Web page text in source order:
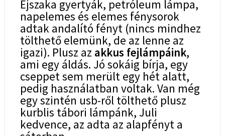
Éjszaka gyertyák, petróleum lámpa,
napelemes és elemes fénysorok
adtak andalító fényt (nincs mindhez
tölthető elemünk, de az lenne az
igazi). Plusz az akkus fejlámpáink,
ami egy áldás. Jó sokáig bírja, egy
cseppet sem merült egy hét alatt,
pedig használatban voltak. Van még
egy szintén usb-ről tölthető plusz
kurblis tábori lámpánk, Juli
kedvence, az adta az alapfényt a